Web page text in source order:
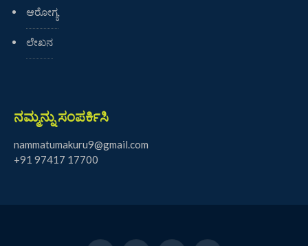
ಆರೋಗ್ಯ
ಲೇಖನ
ನಮ್ಮನ್ನು ಸಂಪರ್ಕಿಸಿ
nammatumakuru9@gmail.com
+91 97417 17700